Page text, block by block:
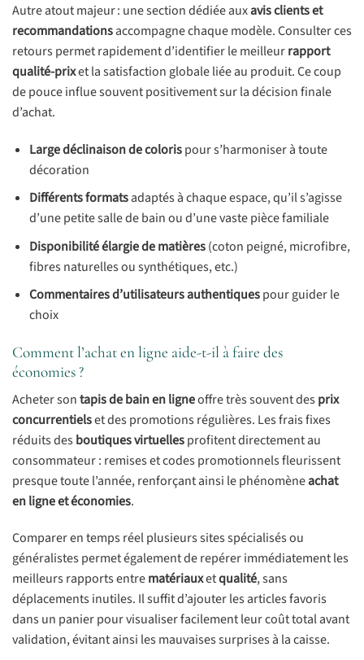
Autre atout majeur : une section dédiée auxavis clients et
recommandationsaccompagne chaque modèle. Consulter ces
retours permet rapidement d’identifier le meilleurrapport
qualité-prixet la satisfaction globale liée au produit. Ce coup
de pouce influe souvent positivement sur la décision finale
d’achat.
Large déclinaison de colorispour s’harmoniser à toute
décoration
Différents formatsadaptés à chaque espace, qu’il s’agisse
d’une petite salle de bain ou d’une vaste pièce familiale
Disponibilité élargie de matières(coton peigné, microfibre,
fibres naturelles ou synthétiques, etc.)
Commentaires d’utilisateurs authentiquespour guider le
choix
Comment l’achat en ligne aide-t-il à faire des
économies ?
Acheter sontapis de bain en ligneoffre très souvent desprix
concurrentielset des promotions régulières. Les frais fixes
réduits desboutiques virtuellesprofitent directement au
consommateur : remises et codes promotionnels fleurissent
presque toute l’année, renforçant ainsi le phénomèneachat
en ligne et économies.
Comparer en temps réel plusieurs sites spécialisés ou
généralistes permet également de repérer immédiatement les
meilleurs rapports entrematériauxetqualité, sans
déplacements inutiles. Il suffit d’ajouter les articles favoris
dans un panier pour visualiser facilement leur coût total avant
validation, évitant ainsi les mauvaises surprises à la caisse.